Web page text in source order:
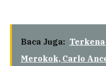
Baca Juga:
Merokok, Carlo